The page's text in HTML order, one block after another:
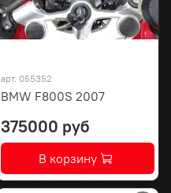
арт. 055352
BMW F800S 2007
375000 руб
В корзину